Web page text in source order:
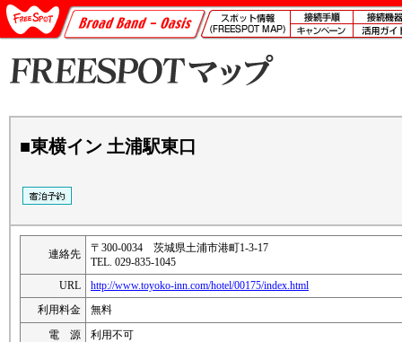
■東横イン 土浦駅東口
連絡先
〒300-0034 茨城県土浦市港町1-3-17
TEL. 029-835-1045
URL
http://www.toyoko-inn.com/hotel/00175/index.html
利用料金
無料
電 源
利用不可